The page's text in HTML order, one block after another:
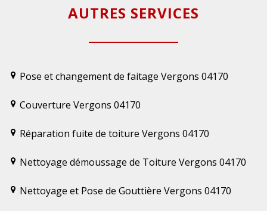
AUTRES SERVICES
Pose et changement de faitage Vergons 04170
Couverture Vergons 04170
Réparation fuite de toiture Vergons 04170
Nettoyage démoussage de Toiture Vergons 04170
Nettoyage et Pose de Gouttière Vergons 04170